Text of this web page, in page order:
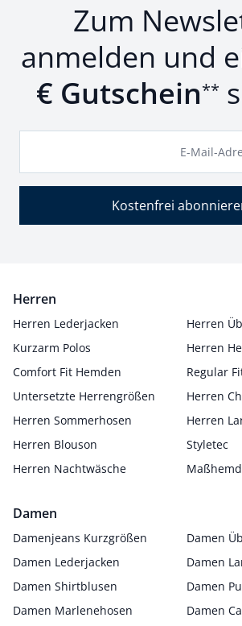
Zum
anmelden und
€ Gutschein**
E-Mail-
Kostenfrei
Herren
Herren Lederjacken
Herren
Kurzarm Polos
Herren
Comfort Fit Hemden
Regular
Untersetzte Herrengrößen
Herren
Herren Sommerhosen
Herren
Herren Blouson
Styletec
Herren Nachtwäsche
Maßhemd
Damen
Damenjeans Kurzgrößen
Damen
Damen Lederjacken
Damen
Damen Shirtblusen
Damen
Damen Marlenehosen
Damen